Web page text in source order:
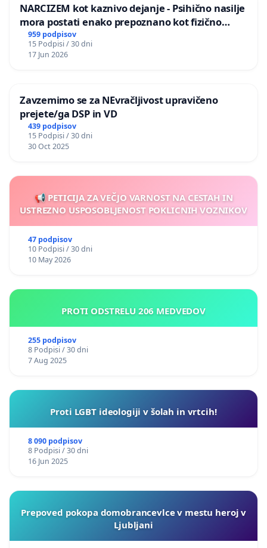
NARCIZEM kot kaznivo dejanje - Psihično nasilje
mora postati enako prepoznano kot fizično
nasilje
959 podpisov
15 Podpisi / 30 dni
17 Jun 2026
Zavzemimo se za NEvračljivost upravičeno
prejete/ga DSP in VD
439 podpisov
15 Podpisi / 30 dni
30 Oct 2025
📢 PETICIJA ZA VEČJO VARNOST NA CESTAH IN
USTREZNO USPOSOBLJENOST POKLICNIH VOZNIKOV
47 podpisov
10 Podpisi / 30 dni
10 May 2026
PROTI ODSTRELU 206 MEDVEDOV
255 podpisov
8 Podpisi / 30 dni
7 Aug 2025
Proti LGBT ideologiji v šolah in vrtcih!
8 090 podpisov
8 Podpisi / 30 dni
16 Jun 2025
Prepoved pokopa domobrancevlce v mestu heroj v
Ljubljani